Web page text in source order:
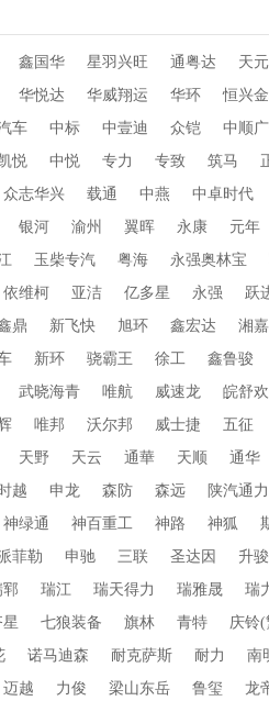
鑫国华 星羽兴旺 通粤达 天
华悦达 华威翔运 华环 恒兴
车 中标 中壹迪 众铠 中顺
悦 中悦 专力 专致 筑马
众志华兴 载通 中燕 中卓时代
银河 渝州 翼晖 永康 元年
玉柴专汽 粤海 永强奥林宝
依维柯 亚洁 亿多星 永强 跃
鼎 新飞快 旭环 鑫宏达 湘嘉
新环 骁霸王 徐工 鑫鲁骏
武晓海青 唯航 威速龙 皖舒
唯邦 沃尔邦 威士捷 五征
天野 天云 通華 天顺 通华
越 申龙 森防 森远 陕汽通力
神绿通 神百重工 神路 神狐
菲勒 申驰 三联 圣达因 升
郓 瑞江 瑞天得力 瑞雅晟 瑞
星 七狼装备 旗林 青特 庆铃(
诺马迪森 耐克萨斯 耐力 南
迈越 力俊 梁山东岳 鲁玺 龙